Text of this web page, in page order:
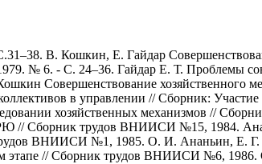
В. Кошкин, Е. Гайдар
№ 6. - С. 24–36. Гайдар Е. Т. Проблемы
Совершенствование хозяйственного
в управлении // Сборник:
хозяйственных механизмов //
// Сборник трудов ВНИИСИ №15, 1984.
ВНИИСИ №1, 1985. О. И. Ананьин, Е. Г.
этапе // Сборник трудов ВНИИСИ №6, 1986.